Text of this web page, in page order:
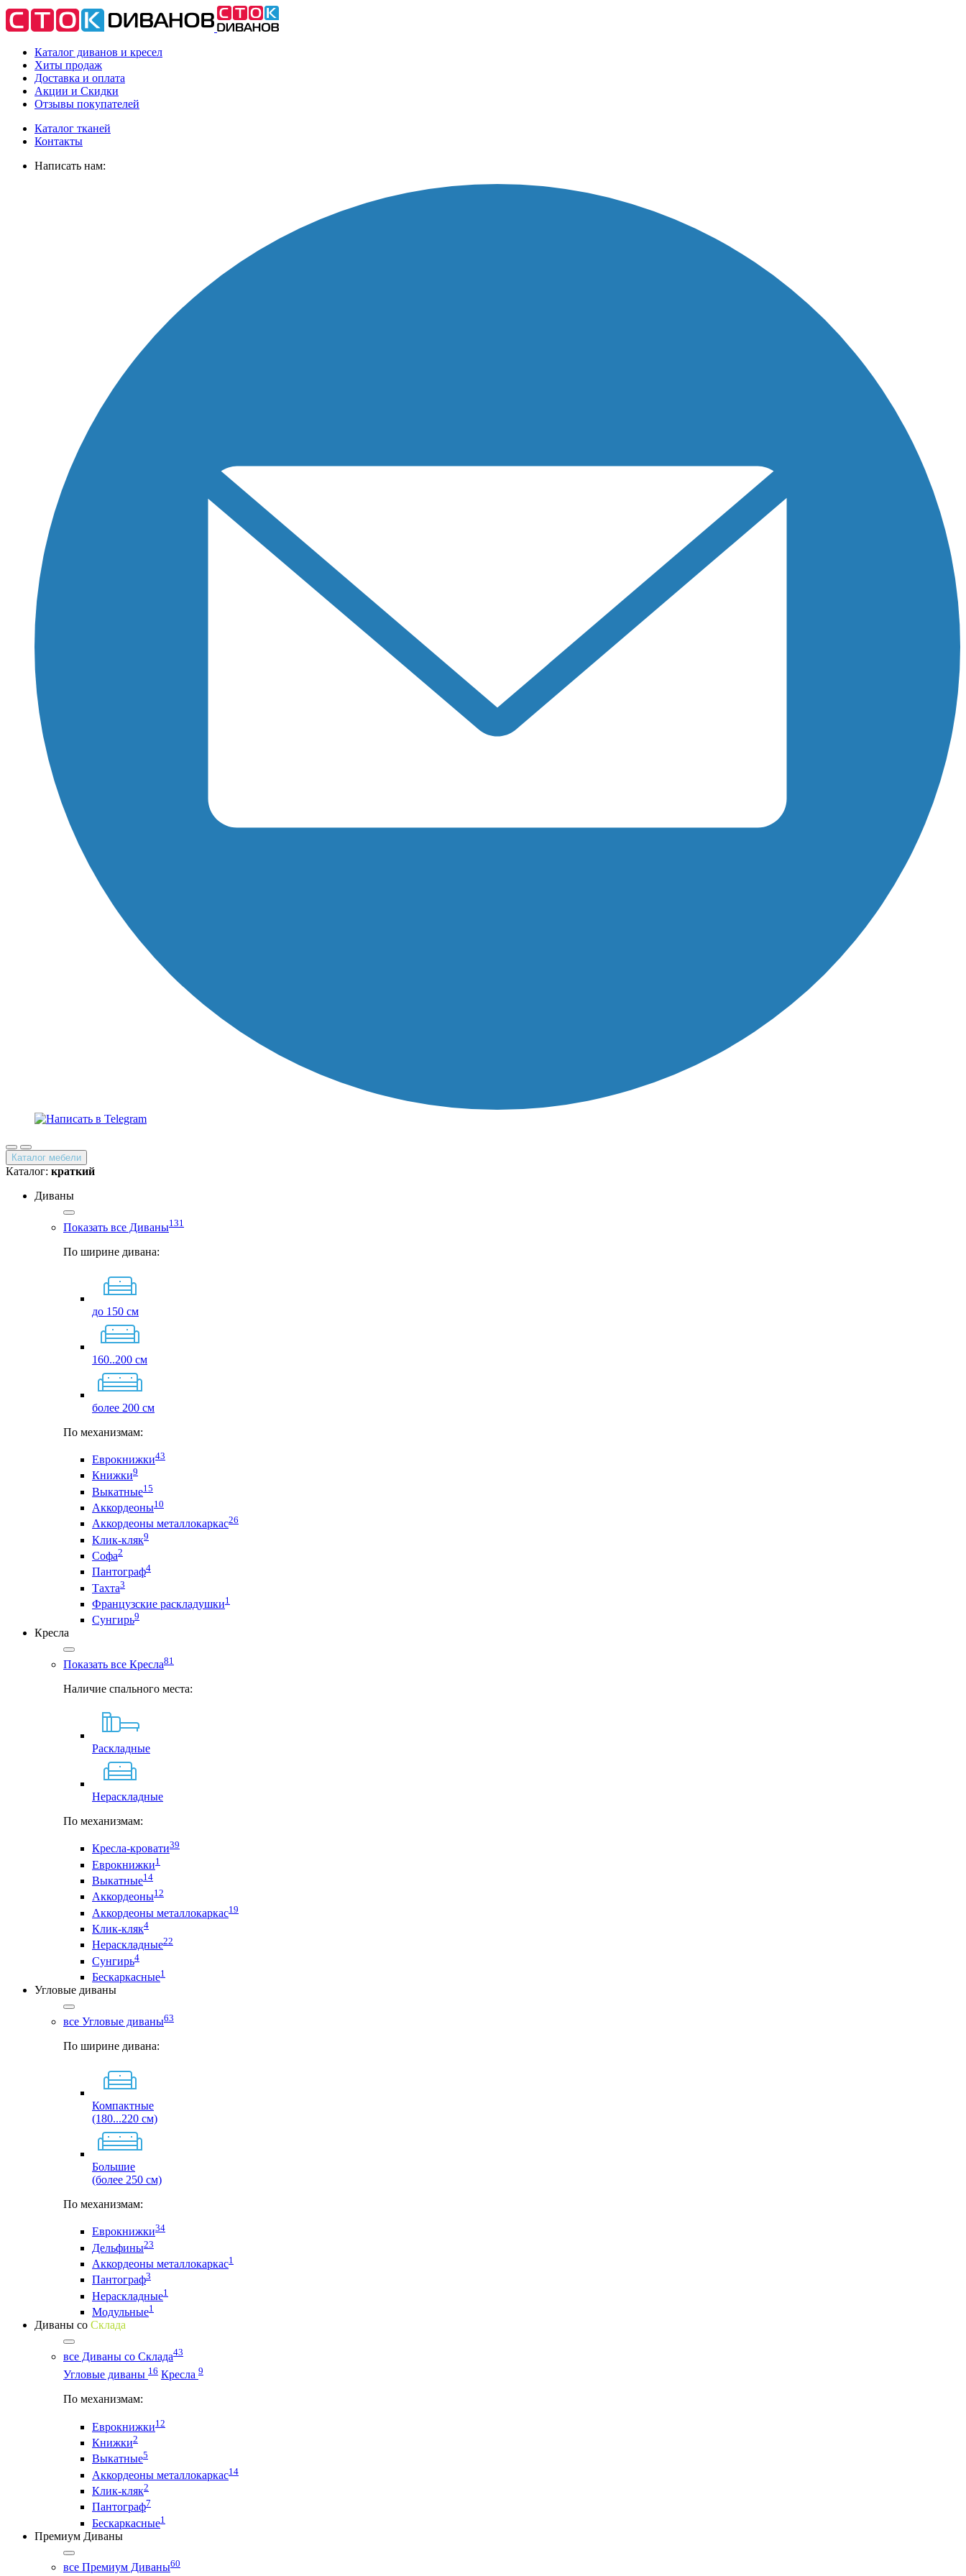
Каталог диванов и кресел
Хиты продаж
Доставка и оплата
Акции и Скидки
Отзывы покупателей
Каталог тканей
Контакты
Написать нам:
Каталог мебели
Каталог: краткий
Диваны
Показать все Диваны131
По ширине дивана:
до 150 см
160..200 см
более 200 см
По механизмам:
Еврокнижки43
Книжки9
Выкатные15
Аккордеоны10
Аккордеоны металлокаркас26
Клик-кляк9
Софа2
Пантограф4
Тахта3
Французские раскладушки1
Сунгирь9
Кресла
Показать все Кресла81
Наличие спального места:
Раскладные
Нераскладные
По механизмам:
Кресла-кровати39
Еврокнижки1
Выкатные14
Аккордеоны12
Аккордеоны металлокаркас19
Клик-кляк4
Нераскладные22
Сунгирь4
Бескаркасные1
Угловые диваны
все Угловые диваны63
По ширине дивана:
Компактные
(180...220 см)
Большие
(более 250 см)
По механизмам:
Еврокнижки34
Дельфины23
Аккордеоны металлокаркас1
Пантограф3
Нераскладные1
Модульные1
Диваны со Склада
все Диваны со Склада43
Угловые диваны 16 Кресла 9
По механизмам:
Еврокнижки12
Книжки2
Выкатные5
Аккордеоны металлокаркас14
Клик-кляк2
Пантограф7
Бескаркасные1
Премиум Диваны
все Премиум Диваны60